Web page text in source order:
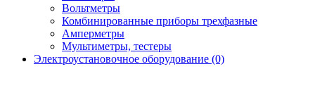
Вольтметры
Комбинированные приборы трехфазные
Амперметры
Мультиметры, тестеры
Электроустановочное оборудование (0)